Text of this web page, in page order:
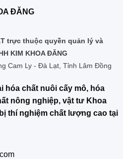
ĐĂNG
trực thuộc quyền quản lý và
KIM KHOA ĐĂNG
Cam Ly - Đà Lạt, Tỉnh Lâm Đồng
hóa chất nuôi cấy mô, hóa
nông nghiệp, vật tư Khoa
thí nghiệm chất lượng cao tại